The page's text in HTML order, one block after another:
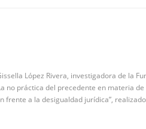
López Rivera, investigadora de la
no práctica del precedente en materia
frente a la desigualdad jurídica”,